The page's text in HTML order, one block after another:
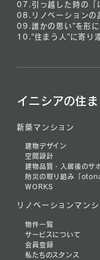
07. 引っ越した時の「
08. リノベーションの
09.誰かの思い”を形
10.“住まう人”に寄り
イニシアの住
新築マンション
建物デザイン
空間設計
建物品質・入居後のサ
防災の取り組み「
WORKS
リノベーションマンシ
物件一覧
サービスについて
会員登録
私たちのスタンス